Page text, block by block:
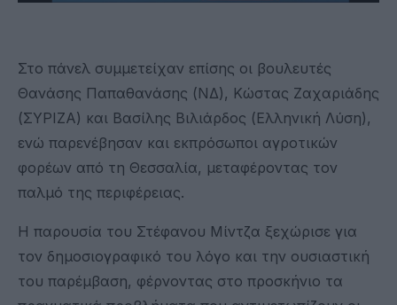
Στο πάνελ συμμετείχαν επίσης οι βουλευτές
Θανάσης Παπαθανάσης (ΝΔ), Κώστας Ζαχαριάδης
(ΣΥΡΙΖΑ) και Βασίλης Βιλιάρδος (Ελληνική Λύση),
ενώ παρενέβησαν και εκπρόσωποι αγροτικών
φορέων από τη Θεσσαλία, μεταφέροντας τον
παλμό της περιφέρειας.
Η παρουσία του Στέφανου Μίντζα ξεχώρισε για
τον δημοσιογραφικό του λόγο και την ουσιαστική
του παρέμβαση, φέρνοντας στο προσκήνιο τα